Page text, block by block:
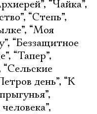
“Чайка”,
“Степь”,
“Моя
“Беззащитное
“Тапер”,
“Сельские
день”, “К